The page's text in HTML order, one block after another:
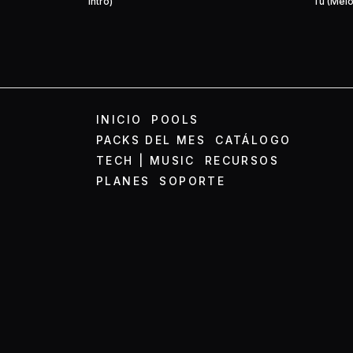
INICIO
POOLS
PACKS DEL MES
CATÁLOGO
TECH | MUSIC
RECURSOS
PLANES
SOPORTE